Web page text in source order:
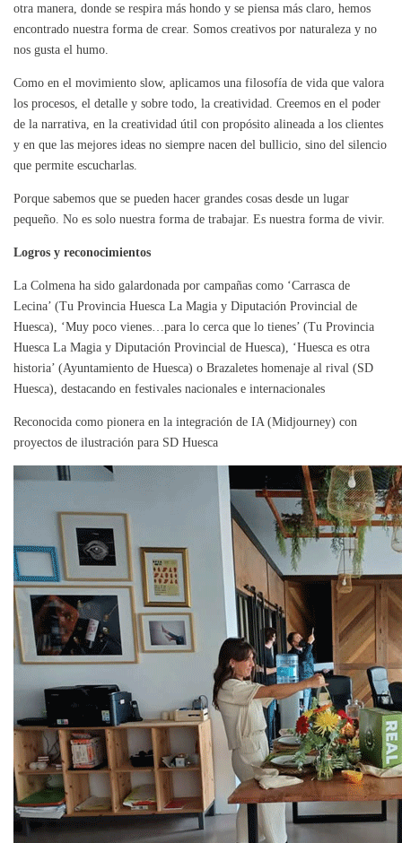
otra manera, donde se respira más hondo y se piensa más claro, hemos
encontrado nuestra forma de crear. Somos creativos por naturaleza y no
nos gusta el humo.
Como en el movimiento slow, aplicamos una filosofía de vida que valora
los procesos, el detalle y sobre todo, la creatividad. Creemos en el poder
de la narrativa, en la creatividad útil con propósito alineada a los clientes
y en que las mejores ideas no siempre nacen del bullicio, sino del silencio
que permite escucharlas.
Porque sabemos que se pueden hacer grandes cosas desde un lugar
pequeño. No es solo nuestra forma de trabajar. Es nuestra forma de vivir.
Logros y reconocimientos
La Colmena ha sido galardonada por campañas como ‘Carrasca de
Lecina’ (Tu Provincia Huesca La Magia y Diputación Provincial de
Huesca), ‘Muy poco vienes…para lo cerca que lo tienes’ (Tu Provincia
Huesca La Magia y Diputación Provincial de Huesca), ‘Huesca es otra
historia’ (Ayuntamiento de Huesca) o Brazaletes homenaje al rival (SD
Huesca), destacando en festivales nacionales e internacionales
Reconocida como pionera en la integración de IA (Midjourney) con
proyectos de ilustración para SD Huesca